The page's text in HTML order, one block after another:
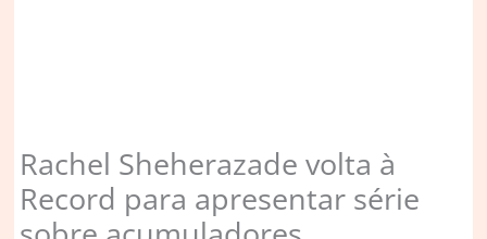
Rachel Sheherazade volta à
Record para apresentar série